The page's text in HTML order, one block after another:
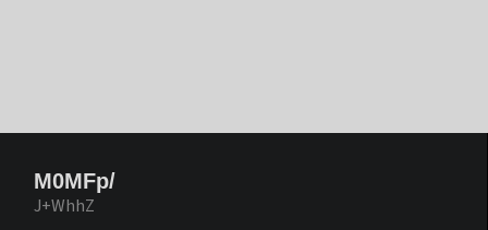
M0MFp/
J+WhhZ